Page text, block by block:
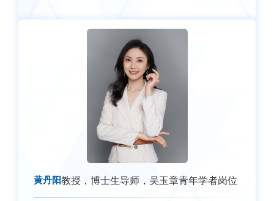
黄丹阳教授，博士生导师，吴玉章青年学者岗位